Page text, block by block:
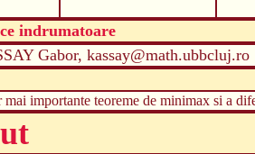
indrumatoare
Gabor, kassay@math.ubbcluj.ro
mai importante teoreme de minimax si a